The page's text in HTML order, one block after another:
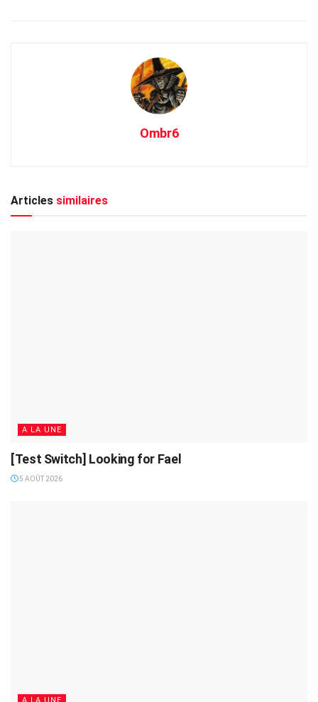
Ombr6
Articles similaires
A LA UNE
[Test Switch] Looking for Fael
5 AOÛT 2026
A LA UNE